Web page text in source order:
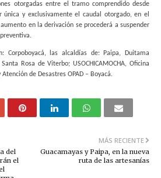
otorgadas entre el tramo comprendido desde
única y exclusivamente el caudal otorgado, en el
en la derivación se procederá a suspender
Corpoboyacá, las alcaldías de: Paipa, Duitama
Rosa de Viterbo; USOCHICAMOCHA, Oficina
de Desastres OPAD – Boyacá.
MÁS RECIENTE
Guacamayas y Paipa, en la nueva
ruta de las artesanías
del
el